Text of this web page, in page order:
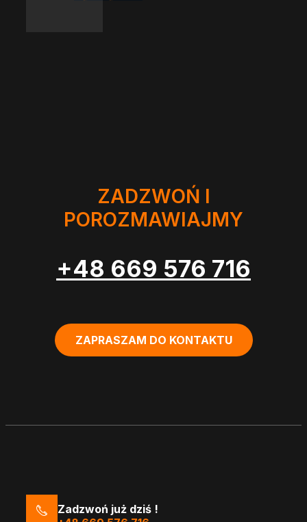
ZADZWOŃ I
POROZMAWIAJMY
+48 669 576 716
ZAPRASZAM DO KONTAKTU
Zadzwoń już dziś !